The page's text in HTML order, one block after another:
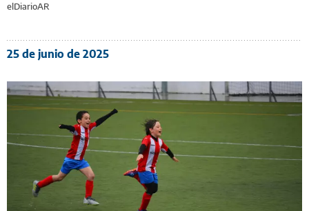
elDiarioAR
25 de junio de 2025